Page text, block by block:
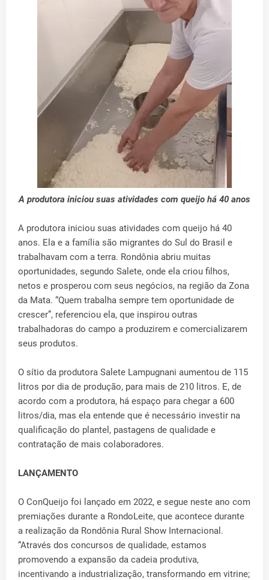
A produtora iniciou suas atividades com queijo há 40 anos
A produtora iniciou suas atividades com queijo há 40
anos. Ela e a família são migrantes do Sul do Brasil e
trabalhavam com a terra. Rondônia abriu muitas
oportunidades, segundo Salete, onde ela criou filhos,
netos e prosperou com seus negócios, na região da Zona
da Mata. “Quem trabalha sempre tem oportunidade de
crescer”, referenciou ela, que inspirou outras
trabalhadoras do campo a produzirem e comercializarem
seus produtos.
O sítio da produtora Salete Lampugnani aumentou de 115
litros por dia de produção, para mais de 210 litros. E, de
acordo com a produtora, há espaço para chegar a 600
litros/dia, mas ela entende que é necessário investir na
qualificação do plantel, pastagens de qualidade e
contratação de mais colaboradores.
LANÇAMENTO
O ConQueijo foi lançado em 2022, e segue neste ano com
premiações durante a RondoLeite, que acontece durante
a realização da Rondônia Rural Show Internacional.
“Através dos concursos de qualidade, estamos
promovendo a expansão da cadeia produtiva,
incentivando a industrialização, transformando em vitrine;